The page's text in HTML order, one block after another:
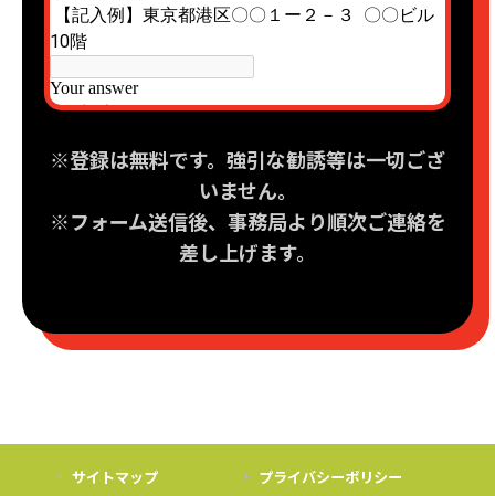
※登録は無料です。強引な勧誘等は一切ござ
いません。
※フォーム送信後、事務局より順次ご連絡を
差し上げます。
サイトマップ プライバシーポリシー